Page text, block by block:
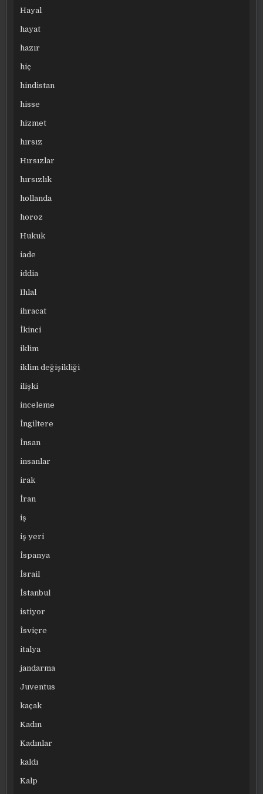
Hayal
hayat
hazır
hiç
hindistan
hisse
hizmet
hırsız
Hırsızlar
hırsızlık
hollanda
horoz
Hukuk
iade
iddia
Ihlal
ihracat
İkinci
iklim
iklim değişikliği
ilişki
inceleme
İngiltere
İnsan
insanlar
irak
İran
iş
iş yeri
İspanya
İsrail
İstanbul
istiyor
İsviçre
italya
jandarma
Juventus
kaçak
Kadın
Kadınlar
kaldı
Kalp